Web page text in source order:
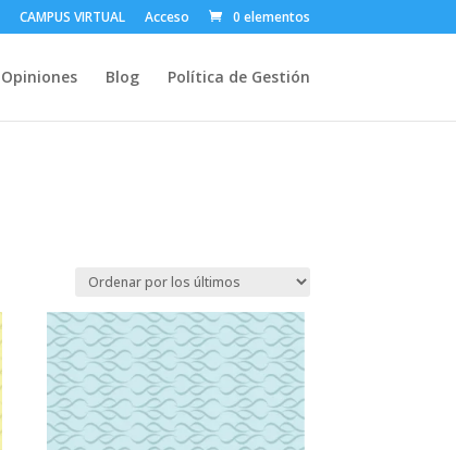
CAMPUS VIRTUAL Acceso 0 elementos
Opiniones Blog Política de Gestión